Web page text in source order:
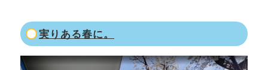
実りある春に。